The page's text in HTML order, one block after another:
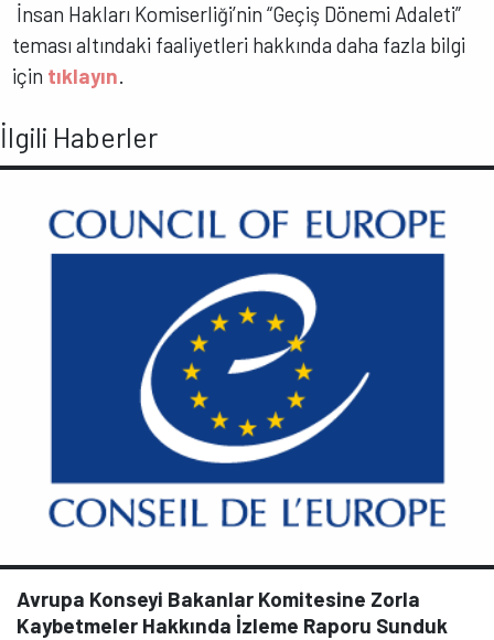
İnsan Hakları Komiserliği’nin “Geçiş Dönemi Adaleti”
teması altındaki faaliyetleri hakkında daha fazla bilgi
için tıklayın.
İlgili Haberler
Avrupa Konseyi Bakanlar Komitesine Zorla
Kaybetmeler Hakkında İzleme Raporu Sunduk